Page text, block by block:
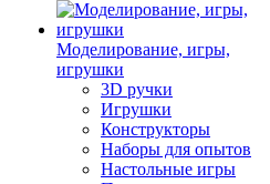
Моделирование, игры,
игрушки
3D ручки
Игрушки
Конструкторы
Наборы для опытов
Настольные игры